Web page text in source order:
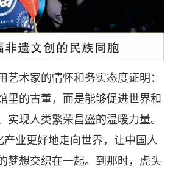
术家的情怀和务实态度证明：
里的古董，而是能够促进世界和
实现人类繁荣昌盛的温暖力量。
产业更好地走向世界，让中国人
梦想交织在一起。到那时，虎头